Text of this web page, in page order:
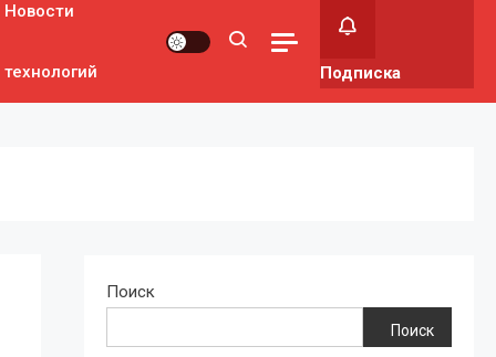
Новости
технологий Подписка
Поиск
Поиск